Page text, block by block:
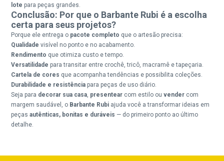
lote para peças grandes.
Conclusão: Por que o Barbante Rubi é a escolha
certa para seus projetos?
Porque ele entrega o pacote completo que o artesão precisa:
Qualidade visível no ponto e no acabamento.
Rendimento que otimiza custo e tempo.
Versatilidade para transitar entre crochê, tricô, macramê e tapeçaria.
Cartela de cores que acompanha tendências e possibilita coleções.
Durabilidade e resistência para peças de uso diário.
Seja para decorar sua casa presentear com estilo ouvender com
margem saudável, o Barbante Rubi ajuda você a transformar ideias em
peçasautênticas, bonitas e duráveis — do primeiro ponto ao último
detalhe.